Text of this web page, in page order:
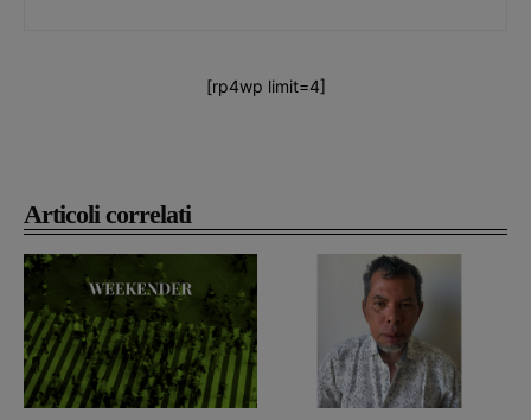
Articoli correlati
[rp4wp limit=4]